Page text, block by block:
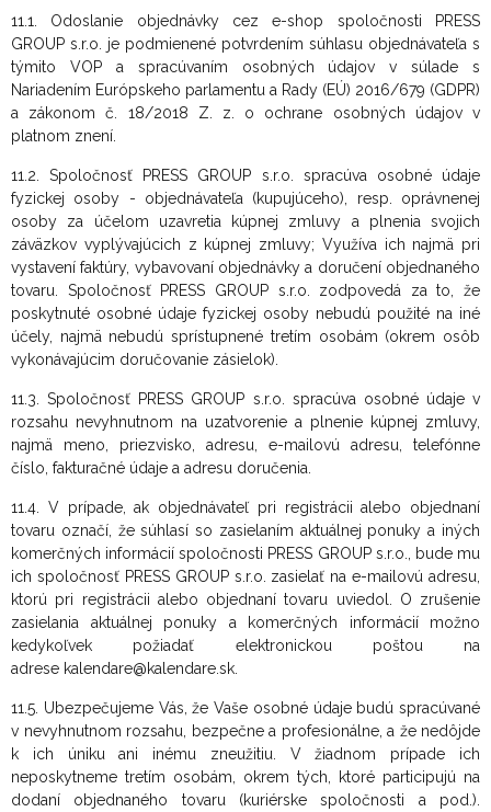
11.1. Odoslanie objednávky cez e-shop spoločnosti PRESS
GROUP s.r.o. je podmienené potvrdením súhlasu objednávateľa s
týmito VOP a spracúvaním osobných údajov v súlade s
Nariadením Európskeho parlamentu a Rady (EÚ) 2016/679 (GDPR)
a zákonom č. 18/2018 Z. z. o ochrane osobných údajov v
platnom znení.
11.2. Spoločnosť PRESS GROUP s.r.o. spracúva osobné údaje
fyzickej osoby - objednávateľa (kupujúceho), resp. oprávnenej
osoby za účelom uzavretia kúpnej zmluvy a plnenia svojich
záväzkov vyplývajúcich z kúpnej zmluvy; Využíva ich najmä pri
vystavení faktúry, vybavovaní objednávky a doručení objednaného
tovaru. Spoločnosť PRESS GROUP s.r.o. zodpovedá za to, že
poskytnuté osobné údaje fyzickej osoby nebudú použité na iné
účely, najmä nebudú sprístupnené tretím osobám (okrem osôb
vykonávajúcim doručovanie zásielok).
11.3.Spoločnosť PRESS GROUP s.r.o. spracúva osobné údaje v
rozsahu nevyhnutnom na uzatvorenie a plnenie kúpnej zmluvy,
najmä meno, priezvisko, adresu, e-mailovú adresu, telefónne
číslo, fakturačné údaje a adresu doručenia.
11.4. V prípade, ak objednávateľ pri registrácii alebo objednaní
tovaru označí, že súhlasí so zasielaním aktuálnej ponuky a iných
komerčných informácií spoločnosti PRESS GROUP s.r.o., bude mu
ich spoločnosť PRESS GROUP s.r.o. zasielať na e-mailovú adresu,
ktorú pri registrácii alebo objednaní tovaru uviedol. O zrušenie
zasielania aktuálnej ponuky a komerčných informácií možno
kedykoľvek požiadať elektronickou poštou na
adrese kalendare@kalendare.sk.
11.5. Ubezpečujeme Vás, že Vaše osobné údaje budú spracúvané
v nevyhnutnom rozsahu, bezpečne a profesionálne, a že nedôjde
k ich úniku ani inému zneužitiu. V žiadnom prípade ich
neposkytneme tretím osobám, okrem tých, ktoré participujú na
dodaní objednaného tovaru (kuriérske spoločnosti a pod.).